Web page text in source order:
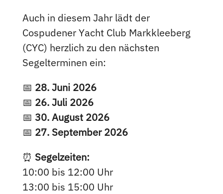
Auch in diesem Jahr lädt der
Cospudener Yacht Club Mark­klee­berg
(CYC) herzlich zu den nächsten
Segelterminen ein:
📅 28. Juni 2026
📅 26. Juli 2026
📅 30. August 2026
📅 27. September 2026
⏰ Segelzeiten:
10:00 bis 12:00 Uhr
13:00 bis 15:00 Uhr